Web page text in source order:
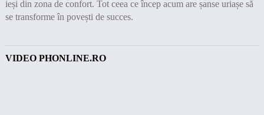
ieși din zona de confort. Tot ceea ce încep acum are șanse uriașe să
se transforme în povești de succes.
VIDEO PHONLINE.RO